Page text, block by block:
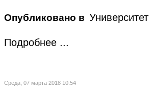
Опубликовано в Университет
Подробнее ...
Среда, 07 марта 2018 10:54